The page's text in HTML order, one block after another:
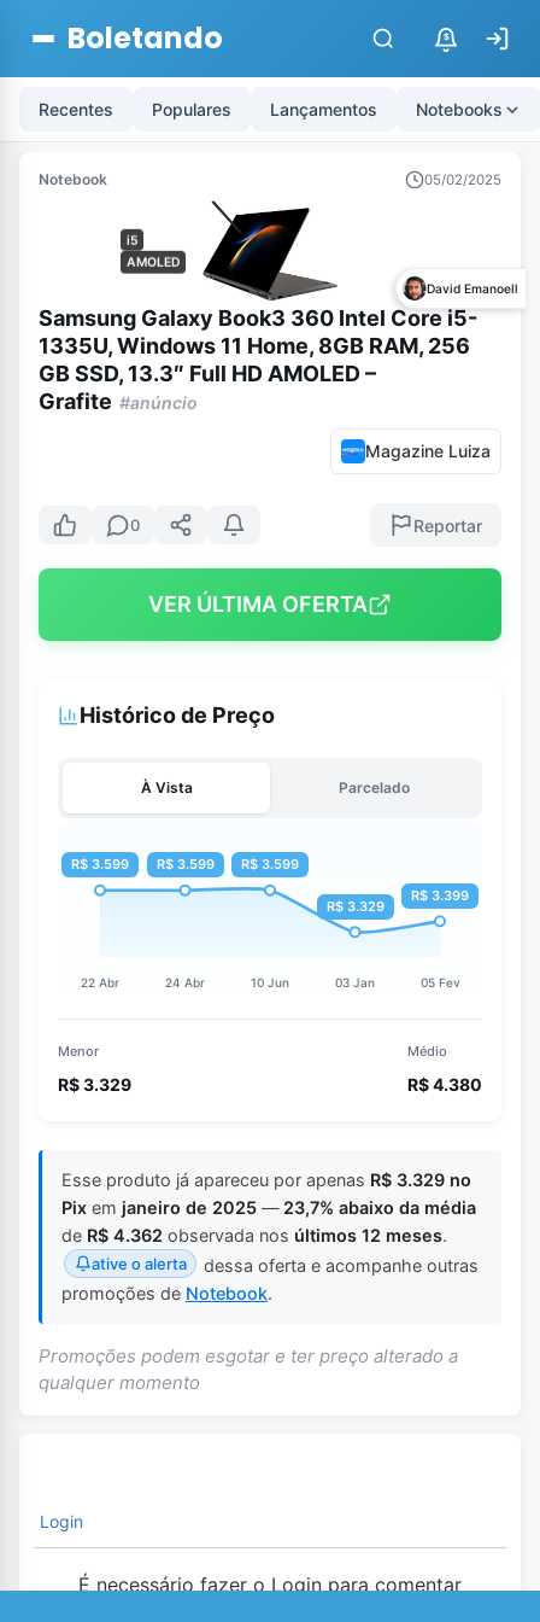
Boletando $
Recentes Populares Lançamentos Notebooks
Notebook 05/02/2025
i5
AMOLED
David Emanoell
Samsung Galaxy Book3 360 Intel Core i5-
1335U, Windows 11 Home, 8GB RAM, 256
GB SSD, 13.3″ Full HD AMOLED –
Grafite #anúncio
Magazine Luiza
0 Reportar
VER ÚLTIMA OFERTA
Histórico de Preço
À Vista Parcelado
Menor
R$ 3.329
Médio
R$ 4.380
Esse produto já apareceu por apenas R$ 3.329 no
Pix em janeiro de 2025 — 23,7% abaixo da média
de R$ 4.362 observada nos últimos 12 meses.
ative o alerta
dessa oferta e acompanhe outras
promoções de Notebook.
Promoções podem esgotar e ter preço alterado a
qualquer momento
Login
É necessário fazer o Login para comentar